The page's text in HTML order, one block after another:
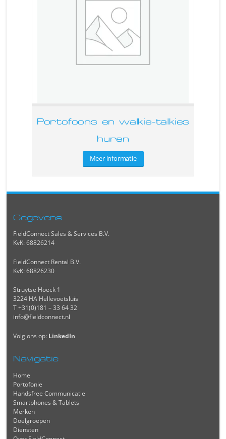
Portofoons en walkie-talkies
huren
Meer informatie
Gegevens
FieldConnect Sales & Services B.V.
KvK: 68826214
FieldConnect Rental B.V.
KvK: 68826230
Struytse Hoeck 1
3224 HA Hellevoetsluis
T +31(0)181 – 33 64 32
info@fieldconnect.nl
Volg ons op: LinkedIn
Navigatie
Home
Portofonie
Handsfree Communicatie
Smartphones & Tablets
Merken
Doelgroepen
Diensten